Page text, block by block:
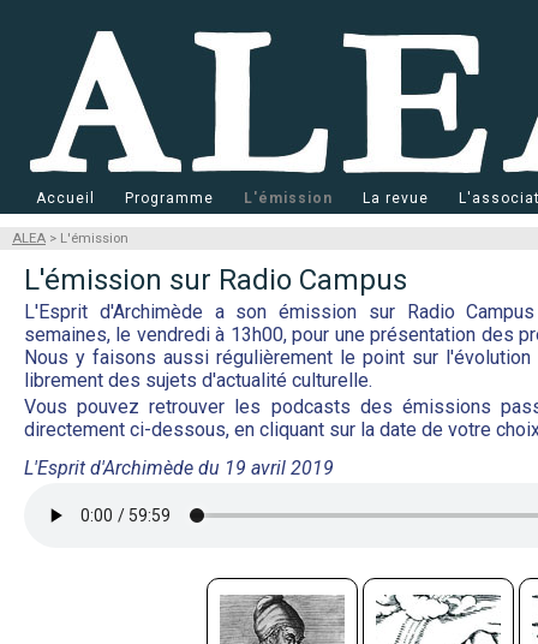
Accueil Programme L'émission La revue
ALEA > L'émission
L'émission sur Radio Campus
L'Esprit d'Archimède a son émission sur Radio
semaines, le vendredi à 13h00, pour une présentation des
Nous y faisons aussi régulièrement le point sur
librement des sujets d'actualité culturelle.
Vous pouvez retrouver les podcasts des émissions
directement ci-dessous, en cliquant sur la date de votre
L'Esprit d'Archimède du 19 avril 2019